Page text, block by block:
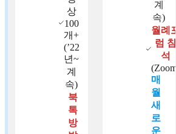
상
100
개+
(’22
년~
계
속)
북
톡
방
계
속)
월례포
럼 참
석
(Zoom)
매
월
새
로
운